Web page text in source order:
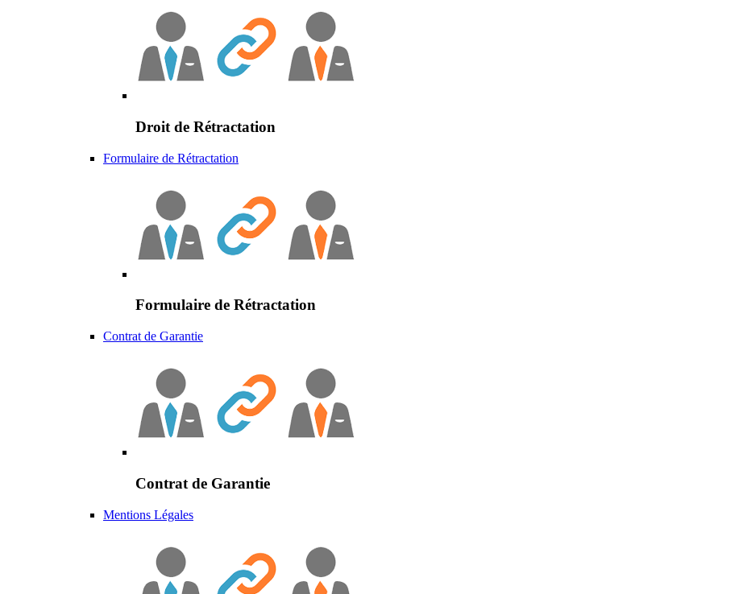
Droit de Rétractation
Formulaire de Rétractation
Formulaire de Rétractation
Contrat de Garantie
Contrat de Garantie
Mentions Légales